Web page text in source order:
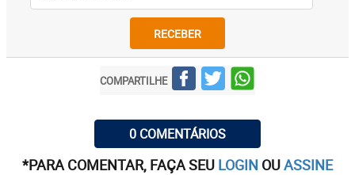
RECEBER
COMPARTILHE
0 COMENTÁRIOS
*PARA COMENTAR, FAÇA SEU LOGIN OUASSINE